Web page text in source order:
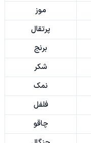
موز
پرتقال
برنج
شکر
نمک
فلفل
چاقو